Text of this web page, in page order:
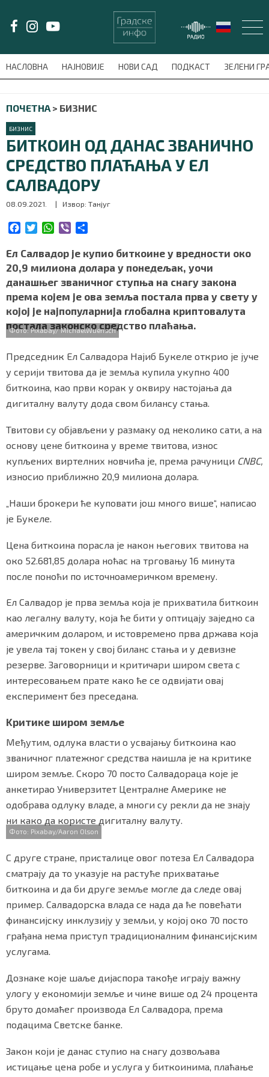
НАСЛОВНА НАЈНОВИЈЕ НОВИ САД ПОДКАСТ ЗЕЛЕНИ
meni'); $this_item = current( wp_filter_object_list(
ПОЧЕТНА > БИЗНИС
БИЗНИС
БИТКОИН ОД ДАНАС ЗВАНИЧНО
СРЕДСТВО ПЛАЋАЊА У ЕЛ
САЛВАДОРУ
08.09.2021. | Извор: Танјуг
c
e
b
o
o
k
i
t
t
e
r
W
a
t
s
A
p
p
b
e
r
a
r
e
Ел Салвадор је купио биткоине у вредности око
20,9 милиона долара у понедељак, уочи
данашњег званичног ступња на снагу закона
према којем је ова земља постала прва у свету у
којој је најпопуларнија глобална криптовалута
постала законско средство плаћања.
Фото: Pixabay/ MichaelWuensch
Председник Ел Салвадора Најиб Букеле открио је јуче
у серији твитова да је земља купила укупно 400
биткоина, као први корак у оквиру настојања да
дигиталну валуту дода свом билансу стања.
Твитови су објављени у размаку од неколико сати, а на
основу цене биткоина у време твитова, износ
купљених виртелних новчића је, према рачуници CNBC,
износио приближно 20,9 милиона долара.
„Наши брокери ће куповати још много више“, написао
је Букеле.
Цена биткоина порасла је након његових твитова на
око 52.681,85 долара ноћас на трговању 16 минута
после поноћи по источноамеричком времену.
Ел Салвадор је прва земља која је прихватила биткоин
као легалну валуту, која ће бити у оптицају заједно са
америчким доларом, и истовремено прва држава која
је увела тај токен у свој биланс стања и у девизне
резерве. Заговорници и критичари широм света с
интересовањем прате како ће се одвијати овај
експеримент без преседана.
Kритике широм земље
Међутим, одлука власти о усвајању биткоина као
званичног платежног средства наишла је на критике
широм земље. Скоро 70 посто Салвадораца које је
анкетирао Универзитет Централне Америке не
одобрава одлуку владе, а многи су рекли да не знају
ни како да користе дигиталну валуту.
Фото: Pixabay/Aaron Olson
С друге стране, присталице овог потеза Ел Салвадора
сматрају да то указује на растуће прихватање
биткоина и да би друге земље могле да следе овај
пример. Салвадорска влада се нада да ће повећати
финансијску инклузију у земљи, у којој око 70 посто
грађана нема приступ традиционалним финансијским
услугама.
Дознаке које шаље дијаспора такође играју важну
улогу у економији земље и чине више од 24 процента
бруто домаћег производа Ел Салвадора, према
подацима Светске банке.
Закон који је данас ступио на снагу дозвољава
истицање цена робе и услуга у биткоинима, плаћање
LAT/ЋИР
НАСЛОВНА
НАЈНОВИЈЕ
НОВИ САД
ПОДКАСТ
ЗЕЛЕНИ ГРАД
ВИДЕО
СПЕЦИЈАЛИ
БЛОГ
СРБИЈА
СВЕТ
ЖИВОТ И СТИЛ
БИЗНИС
redakcija@gradskeinfo.rs
ПРЕУЗМИТЕ НАШУ АПЛИКАЦИЈУ